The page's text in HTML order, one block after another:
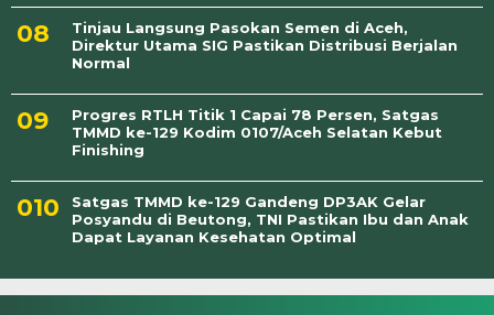
Tinjau Langsung Pasokan Semen di Aceh,
Direktur Utama SIG Pastikan Distribusi Berjalan
Normal
Progres RTLH Titik 1 Capai 78 Persen, Satgas
TMMD ke-129 Kodim 0107/Aceh Selatan Kebut
Finishing
Satgas TMMD ke-129 Gandeng DP3AK Gelar
Posyandu di Beutong, TNI Pastikan Ibu dan Anak
Dapat Layanan Kesehatan Optimal